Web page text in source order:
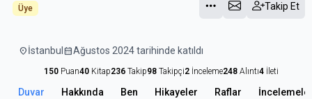
Takip Et
Üye
location_onİstanbul calendar_monthAğustos 2024 tarihinde katıldı
150 Puan40 Kitap236 Takip98 Takipçi2 İnceleme248 Alıntı4 İleti
Duvar Hakkında Ben Hikayeler Raflar